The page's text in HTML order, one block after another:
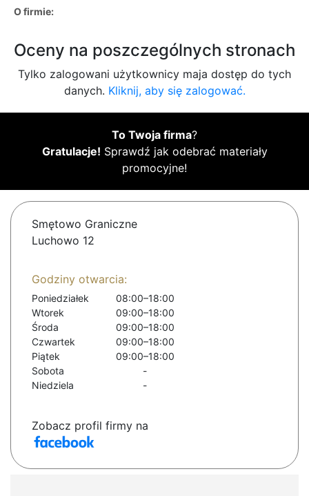
O firmie:
Oceny na poszczególnych stronach
Tylko zalogowani użytkownicy maja dostęp do tych
danych. Kliknij, aby się zalogować.
To Twoja firma?
Gratulacje! Sprawdź jak odebrać materiały
promocyjne!
Smętowo Graniczne
Luchowo 12
Godziny otwarcia:
Poniedziałek
08:00–18:00
Wtorek
09:00–18:00
Środa
09:00–18:00
Czwartek
09:00–18:00
Piątek
09:00–18:00
Sobota
-
Niedziela
-
Zobacz profil firmy na